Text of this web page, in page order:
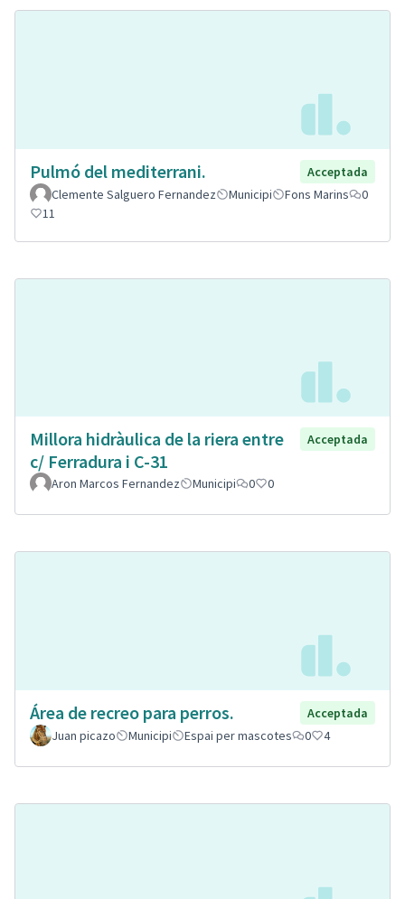
Pulmó del mediterrani.
Acceptada
Clemente Salguero Fernandez
Municipi Fons Marins
0
11
Millora hidràulica de la riera entre
c/ Ferradura i C-31
Acceptada
Aron Marcos Fernandez Municipi 0 0
Área de recreo para perros.
Acceptada
Juan picazo
Municipi Espai per mascotes 0 4